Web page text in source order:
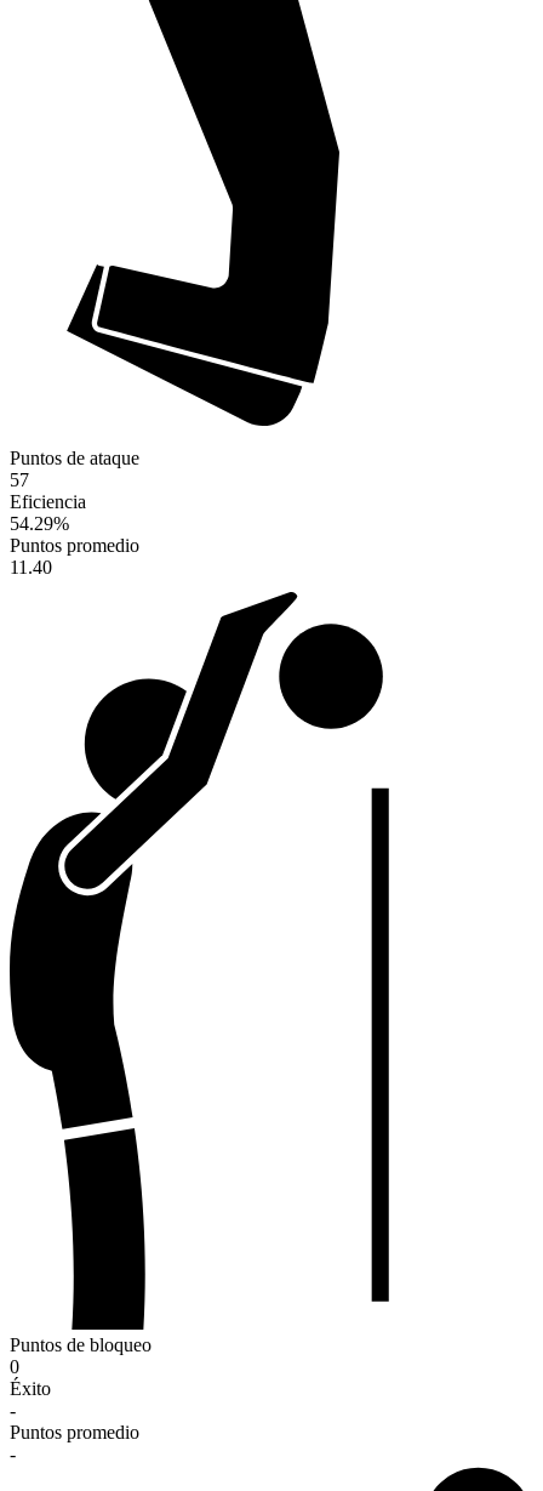
Puntos de ataque
57
Eficiencia
54.29%
Puntos promedio
11.40
Puntos de bloqueo
0
Éxito
-
Puntos promedio
-